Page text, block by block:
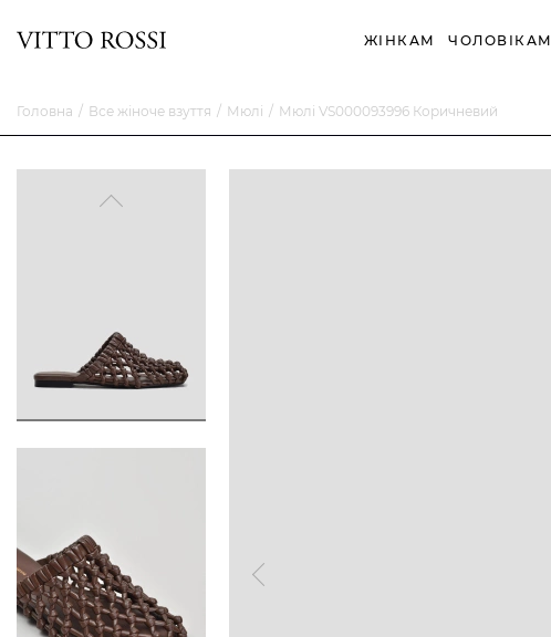
ЖІНКАМ ЧОЛОВІКАМ
Головна Все жіноче взуття Мюлі Мюлі VS000093996 Коричневий